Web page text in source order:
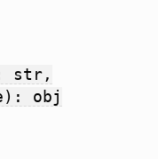
str,
obj